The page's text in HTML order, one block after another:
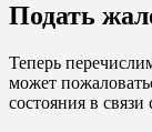
Подать
Теперь
может
состояния в